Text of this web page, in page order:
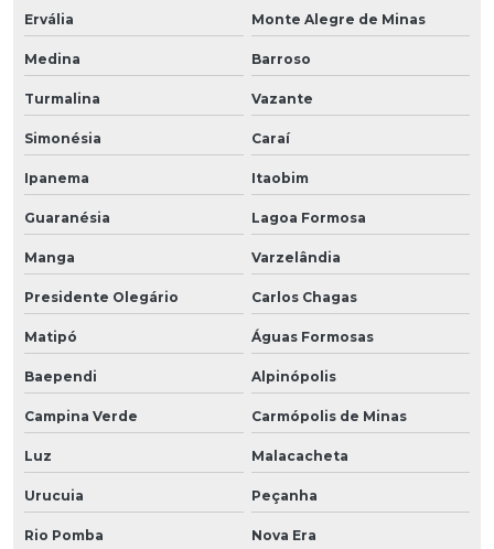
Ervália Monte Alegre de Minas
Medina Barroso
Turmalina Vazante
Simonésia Caraí
Ipanema Itaobim
Guaranésia Lagoa Formosa
Manga Varzelândia
Presidente Olegário Carlos Chagas
Matipó Águas Formosas
Baependi Alpinópolis
Campina Verde Carmópolis de Minas
Luz Malacacheta
Urucuia Peçanha
Rio Pomba Nova Era